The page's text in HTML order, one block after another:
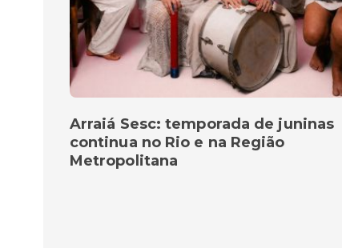
Arraiá Sesc: temporada de juninas
continua no Rio e na Região
Metropolitana